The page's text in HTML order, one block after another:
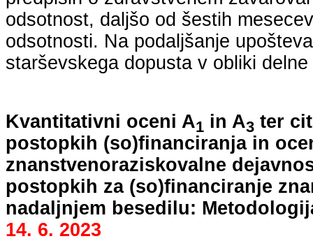
odsotnost, daljšo od šestih
odsotnosti. Na podaljšanje
starševskega dopusta v obliki
Kvantitativni oceni A1 in A3 ter
postopkih (so)financiranja in
znanstvenoraziskovalne
postopkih za (so)financiranje
nadaljnjem besedilu:
14. 6. 2023